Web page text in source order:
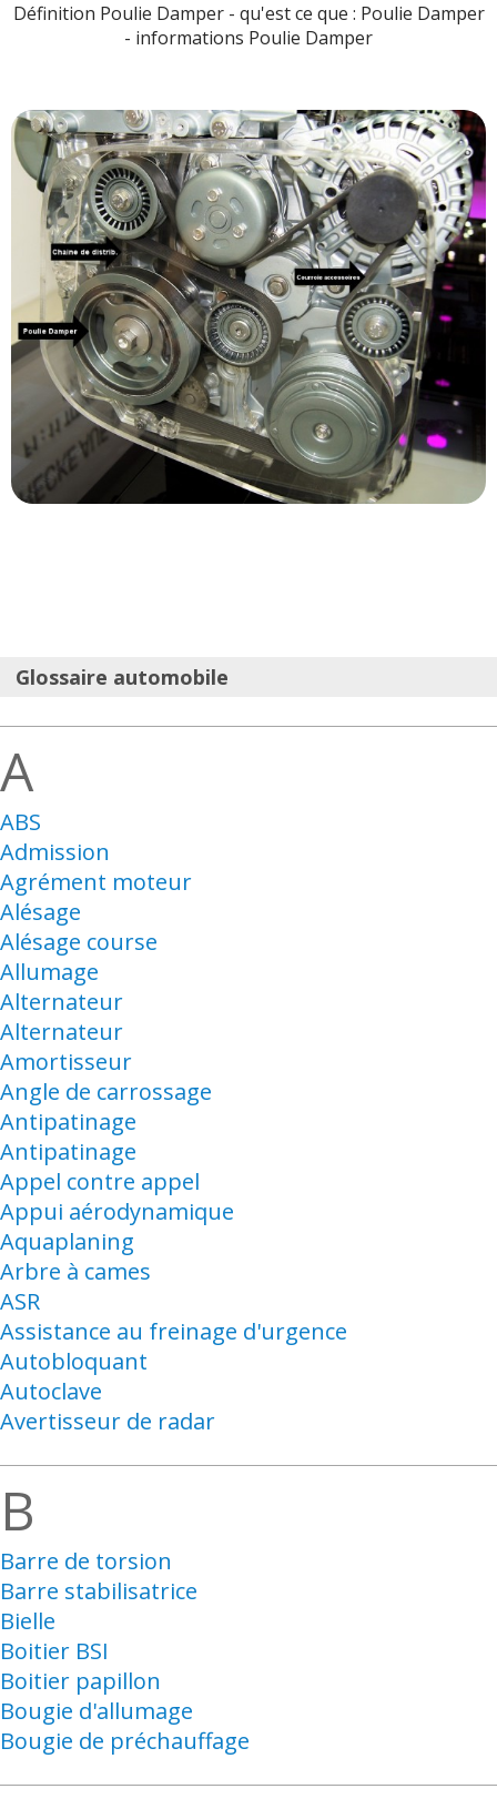
Définition Poulie Damper - qu'est ce que : Poulie Damper
- informations Poulie Damper
Glossaire automobile
A
ABS
Admission
Agrément moteur
Alésage
Alésage course
Allumage
Alternateur
Alternateur
Amortisseur
Angle de carrossage
Antipatinage
Antipatinage
Appel contre appel
Appui aérodynamique
Aquaplaning
Arbre à cames
ASR
Assistance au freinage d'urgence
Autobloquant
Autoclave
Avertisseur de radar
B
Barre de torsion
Barre stabilisatrice
Bielle
Boitier BSI
Boitier papillon
Bougie d'allumage
Bougie de préchauffage